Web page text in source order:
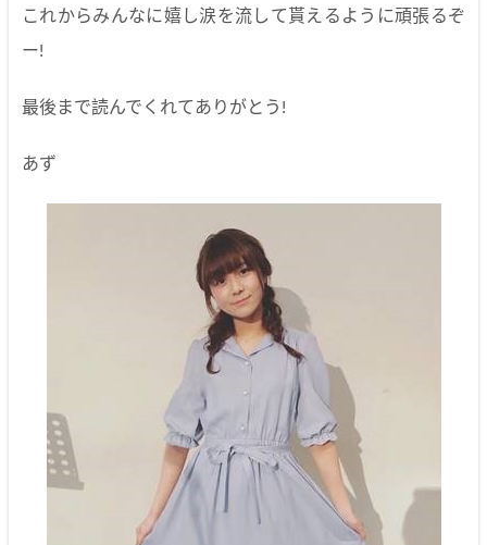
これからみんなに嬉し涙を流して貰えるように頑張るぞ
ー!
最後まで読んでくれてありがとう!
あず